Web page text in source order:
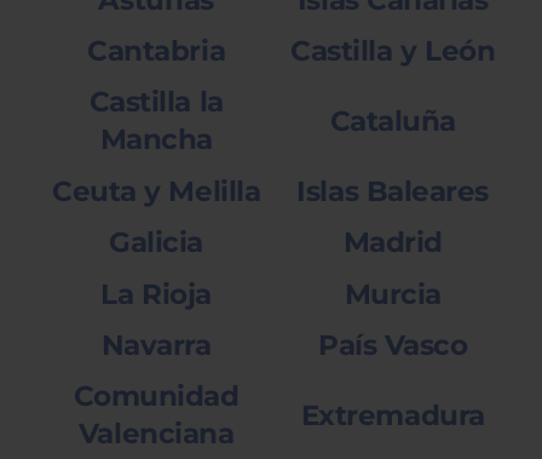
Cantabria
Castilla y León
Castilla la
Mancha
Cataluña
Ceuta y Melilla
Islas Baleares
Galicia
Madrid
La Rioja
Murcia
Navarra
País Vasco
Comunidad
Valenciana
Extremadura